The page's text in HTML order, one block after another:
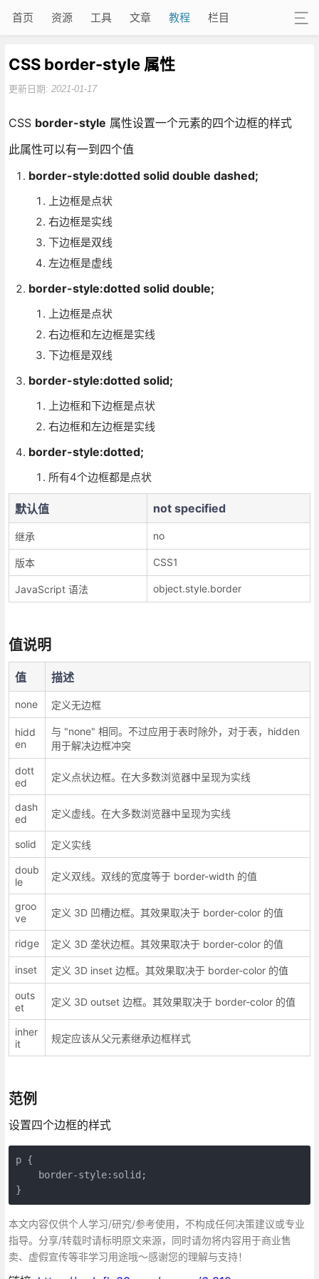
首页 资源 工具 文章 教程 栏目
CSS border-style 属性
更新日期: 2021-01-17
CSS border-style 属性设置一个元素的四个边框的样式
此属性可以有一到四个值
border-style:dotted solid double dashed;
上边框是点状
右边框是实线
下边框是双线
左边框是虚线
border-style:dotted solid double;
上边框是点状
右边框和左边框是实线
下边框是双线
border-style:dotted solid;
上边框和下边框是点状
右边框和左边框是实线
border-style:dotted;
所有4个边框都是点状
默认值 not specified
继承 no
版本 CSS1
JavaScript 语法 object.style.border
值说明
值 描述
none 定义无边框
hidd
en
与 "none" 相同。不过应用于表时除外，对于表，hidden
用于解决边框冲突
dott
ed
定义点状边框。在大多数浏览器中呈现为实线
dash
ed
定义虚线。在大多数浏览器中呈现为实线
solid 定义实线
doub
le
定义双线。双线的宽度等于 border-width 的值
groo
ve
定义 3D 凹槽边框。其效果取决于 border-color 的值
ridge 定义 3D 垄状边框。其效果取决于 border-color 的值
inset 定义 3D inset 边框。其效果取决于 border-color 的值
outs
et
定义 3D outset 边框。其效果取决于 border-color 的值
inher
it
规定应该从父元素继承边框样式
范例
设置四个边框的样式
p {
    border-style:solid;
}
本文内容仅供个人学习/研究/参考使用，不构成任何决策建议或专业
指导。分享/转载时请标明原文来源，同时请勿将内容用于商业售
卖、虚假宣传等非学习用途哦～感谢您的理解与支持！